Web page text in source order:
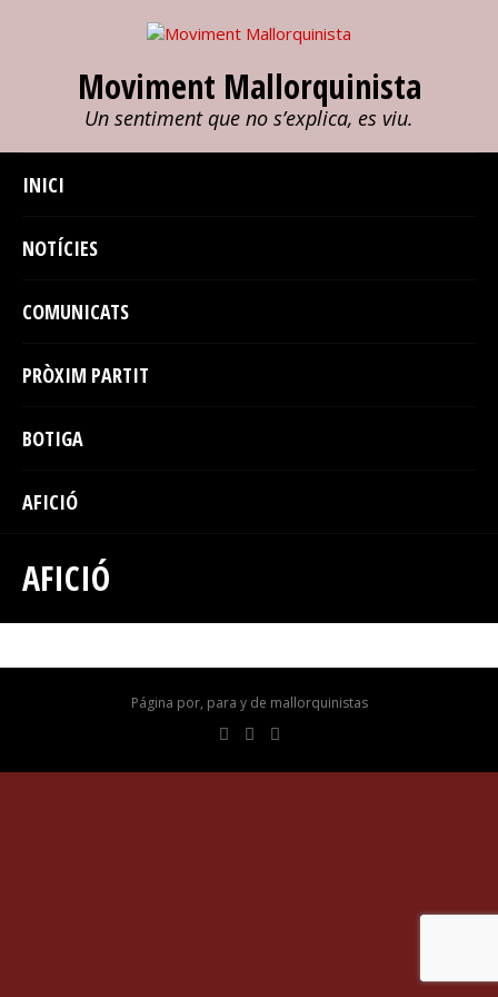
Moviment Mallorquinista
Un sentiment que no s’explica, es viu.
INICI
NOTÍCIES
COMUNICATS
PRÒXIM PARTIT
BOTIGA
AFICIÓ
AFICIÓ
Página por, para y de mallorquinistas